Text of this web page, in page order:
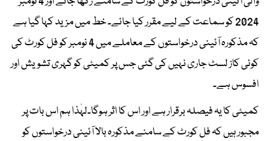
2024 کو سماعت کے لیے مقرر کیا جائے۔ خط میں مزید کہا گیا ہے
کہ مذکورہ آئینی درخواستوں کے معاملے میں 4 نومبر کو فل کورٹ کی
کوئی کاز لسٹ جاری نہیں کی گئی جس پر کمیٹی کو گہری تشویش اور
افسوس ہے۔
کمیٹی کا یہ فیصلہ برقرار ہے اور اس کا اثر ہوگا۔لہٰذا ہم اس بات پر
مجبور ہیں کہ فل کورٹ کے سامنے مذکورہ بالا آئینی درخواستوں کو